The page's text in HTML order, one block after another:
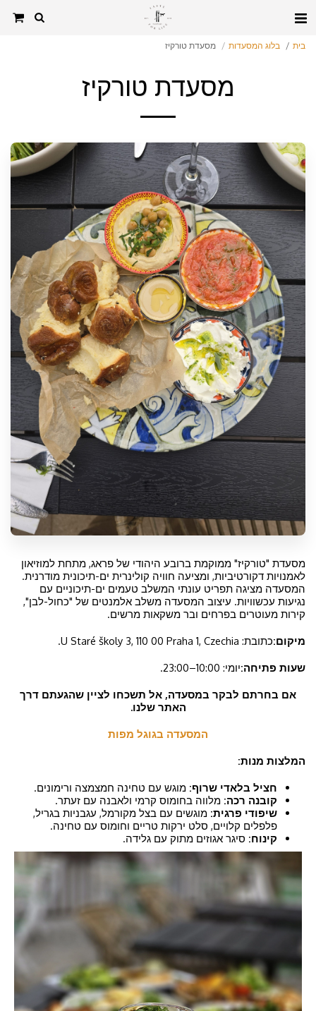
בית בלוג המסעדות מסעדת טורקיז
מסעדת טורקיז
מסעדת "טורקיז" ממוקמת ברובע היהודי של פראג, מתחת למוזיאון
לאמנויות דקורטיביות, ומציעה חוויה קולינרית ים-תיכונית מודרנית.
המסעדה מציגה תפריט עונתי המשלב טעמים ים-תיכוניים עם
נגיעות עכשוויות. עיצוב המסעדה משלב אלמנטים של "כחול-לבן",
קירות מעוטרים בפרחים ובר משקאות מרשים.
מיקום:כתובת: U Staré školy 3, 110 00 Praha 1, Czechia.
שעות פתיחה:יומי: 10:00–23:00.
אם בחרתם לבקר במסעדה, אל תשכחו לציין שהגעתם דרך
האתר שלנו.
המסעדה בגוגל מפות
המלצות מנות:
חציל בלאדי שרוף: מוגש עם טחינה חמצמצה ורימונים.
קובנה רכה: מלווה בחומוס קרמי ולאבנה עם זעתר.
שיפודי פרגית: מוגשים עם בצל מקורמל, עגבניות בגריל,
פלפלים קלויים, סלט ירקות טריים וחומוס עם טחינה.
קינוח: סיגר אגוזים מתוק עם גלידה.